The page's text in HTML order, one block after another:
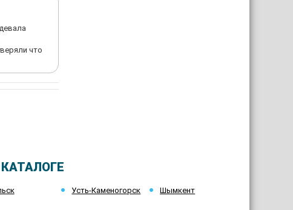
что
Усть-Каменогорск Шымкент